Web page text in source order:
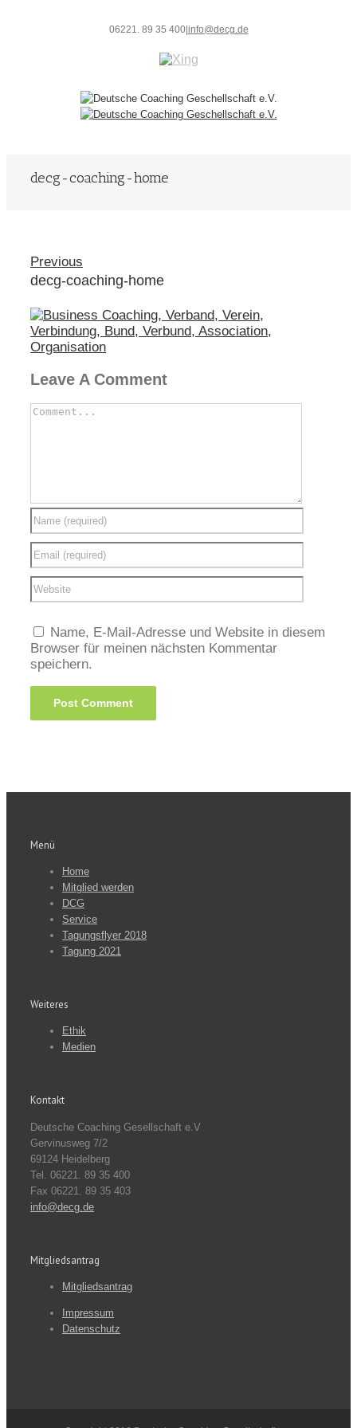
06221. 89 35 400| info@decg.de
decg-coaching-home
Previous
decg-coaching-home
Leave A Comment
Name, E-Mail-Adresse und Website in diesem
Browser für meinen nächsten Kommentar
speichern.
Menü
Home
Mitglied werden
DCG
Service
Tagungsflyer 2018
Tagung 2021
Weiteres
Ethik
Medien
Kontakt
Deutsche Coaching Gesellschaft e.V
Gervinusweg 7/2
69124 Heidelberg
Tel. 06221. 89 35 400
Fax 06221. 89 35 403
info@decg.de
Mitgliedsantrag
Mitgliedsantrag
Impressum
Datenschutz